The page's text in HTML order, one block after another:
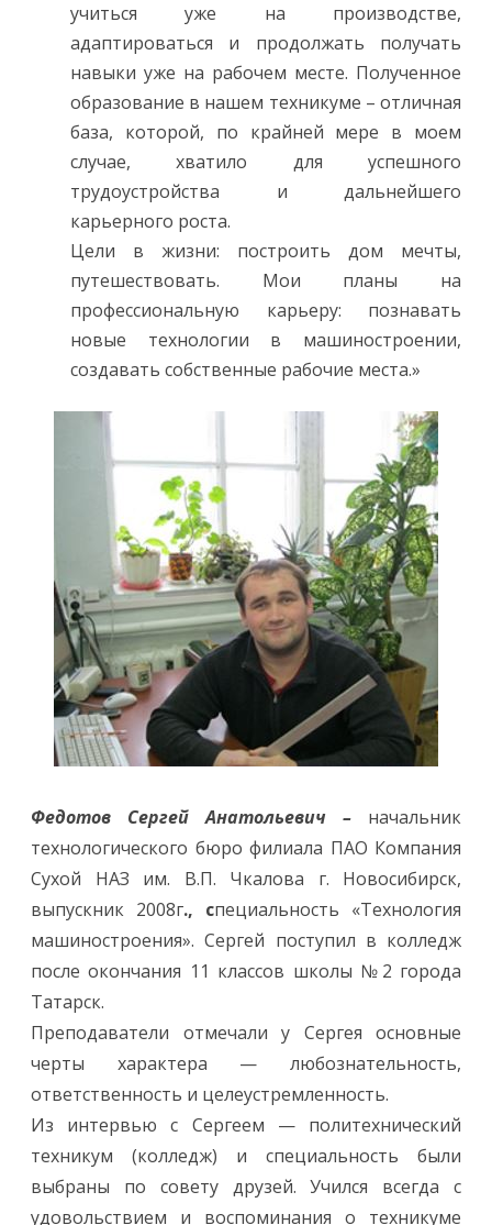
учиться уже на производстве,
адаптироваться и продолжать получать
навыки уже на рабочем месте. Полученное
образование в нашем техникуме – отличная
база, которой, по крайней мере в моем
случае, хватило для успешного
трудоустройства и дальнейшего
карьерного роста.
Цели в жизни: построить дом мечты,
путешествовать. Мои планы на
профессиональную карьеру: познавать
новые технологии в машиностроении,
создавать собственные рабочие места.»
Федотов Сергей Анатольевич – начальник
технологического бюро филиала ПАО Компания
Сухой НАЗ им. В.П. Чкалова г. Новосибирск,
выпускник 2008г., специальность «Технология
машиностроения». Сергей поступил в колледж
после окончания 11 классов школы №2 города
Татарск.
Преподаватели отмечали у Сергея основные
черты характера — любознательность,
ответственность и целеустремленность.
Из интервью с Сергеем — политехнический
техникум (колледж) и специальность были
выбраны по совету друзей. Учился всегда с
удовольствием и воспоминания о техникуме